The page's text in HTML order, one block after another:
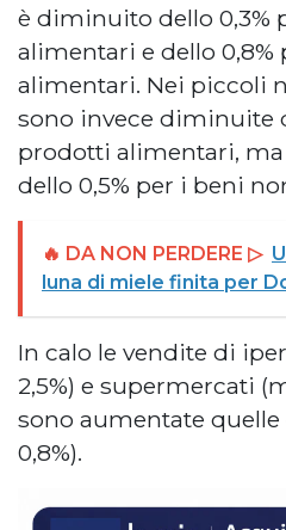
è diminuito dello 0,3%
alimentari e dello 0,8%
alimentari. Nei piccoli
sono invece diminuite
prodotti alimentari,
dello 0,5% per i beni
🔥 DA NON PERDERE ▷
luna di miele finita per
In calo le vendite di
2,5%) e supermercati
sono aumentate
0,8%).